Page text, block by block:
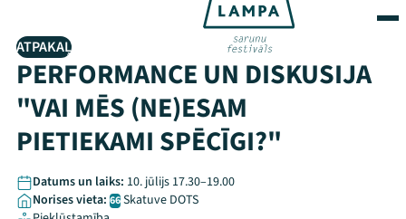
ATPAKAĻ
PERFORMANCE UN DISKUSIJA
"VAI MĒS (NE)ESAM
PIETIEKAMI SPĒCĪGI?"
Datums un laiks: 10. jūlijs 17.30–19.00
Norises vieta: 66Skatuve DOTS